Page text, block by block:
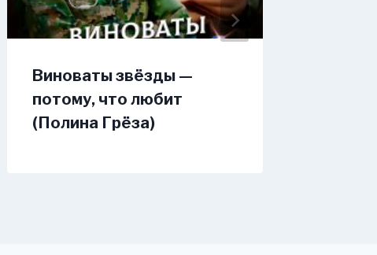
Виноваты звёзды —
потому, что любит
(Полина Грёза)